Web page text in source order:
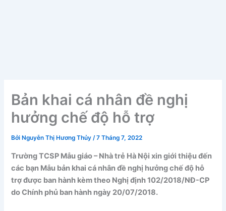
Bản khai cá nhân đề nghị
hưởng chế độ hỗ trợ
Bởi Nguyễn Thị Hương Thủy/7 Tháng 7, 2022
Trường TCSP Mẫu giáo – Nhà trẻ Hà Nội xin giới thiệu đến
các bạn Mẫu bản khai cá nhân đề nghị hưởng chế độ hỗ
trợ được ban hành kèm theo Nghị định 102/2018/NĐ-CP
do Chính phủ ban hành ngày 20/07/2018.